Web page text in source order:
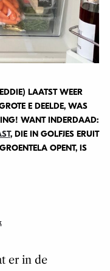
LAATST WEER
E DEELDE, WAS
WANT INDERDAAD:
, DIE IN GOLFJES ERUIT
OPENT, IS
er in de